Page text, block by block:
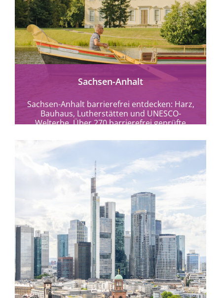
mehr erfahren
Sachsen-Anhalt
Sachsen-Anhalt barrierefrei entdecken: Harz,
Bauhaus, Lutherstätten und UNESCO-
Welterbe. Über 270 barrierefrei geprüfte
mehr erfahren